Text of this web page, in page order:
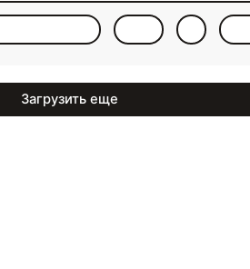
Загрузить еще